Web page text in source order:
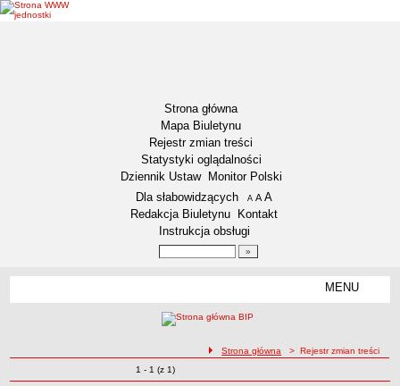
Strona główna
Mapa Biuletynu
Rejestr zmian treści
Statystyki oglądalności
Dziennik Ustaw
Monitor Polski
Menu dodatkowe
Dla słabowidzących A pomniejsz czcionkę
A standardowy rozmiar czcionki
A
Redakcja Biuletynu
Kontakt
Instrukcja obsługi
MENU
ścieżka nawigacji
Strona główna > Rejestr zmian treści
Zmiany o pozycjach
1 - 1 (z 1)